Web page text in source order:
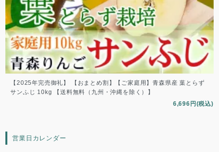
【2025年完売御礼】 【おまとめ割】【ご家庭用】青森県産 葉とらず
サンふじ 10kg 【送料無料（九州・沖縄を除く）】
6,696円(税込)
営業日カレンダー